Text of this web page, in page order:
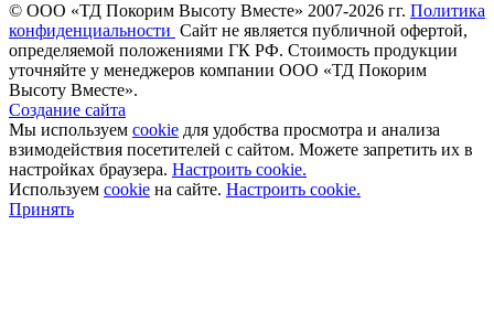
© ООО «ТД Покорим Высоту Вместе» 2007-2026 гг. Политика
конфиденциальности Cайт не является публичной офертой,
определяемой положениями ГК РФ. Стоимость продукции
уточняйте у менеджеров компании ООО «ТД Покорим
Высоту Вместе».
Создание сайта
Мы используем cookie для удобства просмотра и анализа
взимодействия посетителей с сайтом. Можете запретить их в
настройках браузера. Настроить cookie.
Используем cookie на сайте. Настроить cookie.
Принять